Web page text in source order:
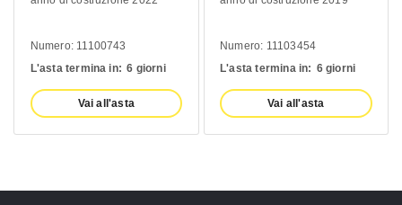
Numero: 11100743
L'asta termina in: 6 giorni
Vai all'asta
Numero: 11103454
L'asta termina in: 6 giorni
Vai all'asta